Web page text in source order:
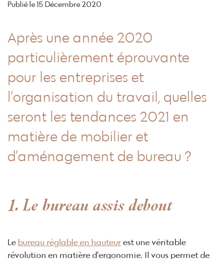
Publié le 15 Décembre 2020
Après une année 2020
particulièrement éprouvante
pour les entreprises et
l’organisation du travail, quelles
seront les tendances 2021 en
matière de mobilier et
d’aménagement de bureau ?
1. Le bureau assis debout
Le bureau réglable en hauteur est une véritable
révolution en matière d’ergonomie. Il vous permet de